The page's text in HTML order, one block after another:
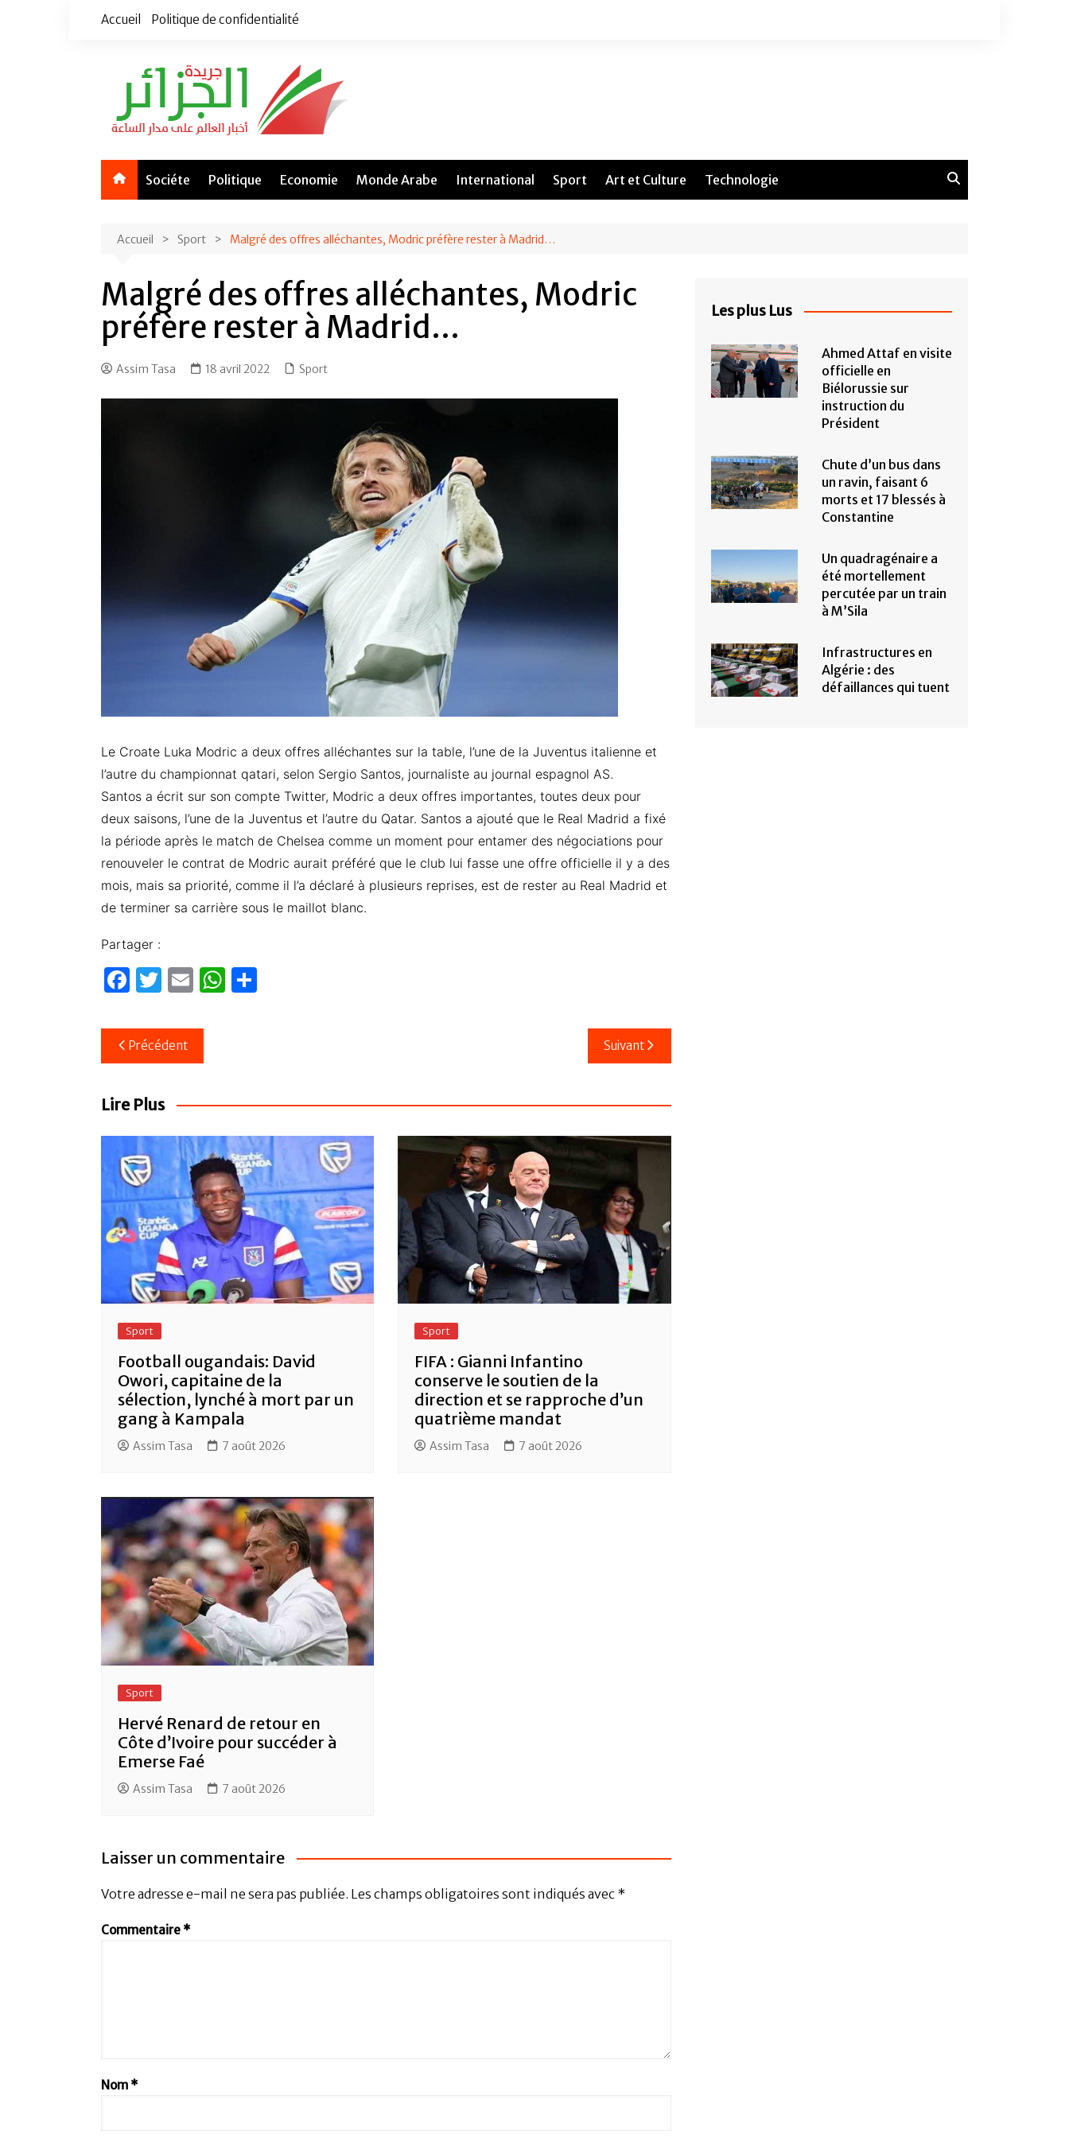
Accueil Politique de confidentialité
Sociéte Politique Economie Monde Arabe International Sport Art et Culture Technologie
Accueil Sport Malgré des offres alléchantes, Modric préfère rester à Madrid…
Malgré des offres alléchantes, Modric
préfère rester à Madrid…
Assim Tasa 18 avril 2022 Sport
Le Croate Luka Modric a deux offres alléchantes sur la table, l’une de la Juventus italienne et
l’autre du championnat qatari, selon Sergio Santos, journaliste au journal espagnol AS.
Santos a écrit sur son compte Twitter, Modric a deux offres importantes, toutes deux pour
deux saisons, l’une de la Juventus et l’autre du Qatar. Santos a ajouté que le Real Madrid a fixé
la période après le match de Chelsea comme un moment pour entamer des négociations pour
renouveler le contrat de Modric aurait préféré que le club lui fasse une offre officielle il y a des
mois, mais sa priorité, comme il l’a déclaré à plusieurs reprises, est de rester au Real Madrid et
de terminer sa carrière sous le maillot blanc.
Partager :
F
c
e
o
o
k
T
itt
er
E
ail
W
p
p
Navigation
de
l’article
Précédent Suivant
Lire Plus
Sport
Football ougandais: David
Owori, capitaine de la
sélection, lynché à mort par un
gang à Kampala
Assim Tasa 7 août 2026
Sport
FIFA : Gianni Infantino
conserve le soutien de la
direction et se rapproche d’un
quatrième mandat
Assim Tasa 7 août 2026
Sport
Hervé Renard de retour en
Côte d’Ivoire pour succéder à
Emerse Faé
Assim Tasa 7 août 2026
Laisser un commentaire
Votre adresse e-mail ne sera pas publiée. Les champs obligatoires sont indiqués avec *
Commentaire *
Nom *
Les plus Lus
Ahmed Attaf en visite
officielle en
Biélorussie sur
instruction du
Président
Chute d’un bus dans
un ravin, faisant 6
morts et 17 blessés à
Constantine
Un quadragénaire a
été mortellement
percutée par un train
à M’Sila
Infrastructures en
Algérie : des
défaillances qui tuent